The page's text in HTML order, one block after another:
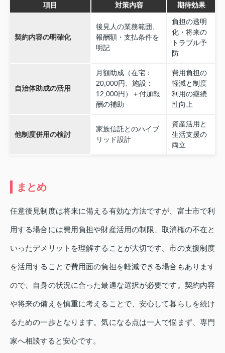
項目 対策内容 期待効果
契約内容の明確化
後見人の業務範囲、
報酬額・支払条件を
明記
負担の透明
化・将来の
トラブル予
防
自治体助成の活用
月額助成（在宅：
20,000円、施設：
12,000円）＋付加報
酬の補助
費用負担の
軽減と制度
利用の継続
性向上
他制度併用の検討
家族信託とのハイブ
リッド設計
資産活用と
生活支援の
両立
まとめ
任意後見制度は将来に備える有効な方法ですが、富士市で利
用する場合には費用負担や財産活用の制限、取消権の不在と
いったデメリットを理解することが大切です。市の支援制度
を活用することで費用面の負担を軽減できる場合もあります
ので、自身の状況に合った最適な選択が必要です。契約内容
や将来の備えを慎重に考えることで、安心して暮らしを続け
るための一歩となります。気になる点は一人で悩まず、専門
家へ相談すると安心です。